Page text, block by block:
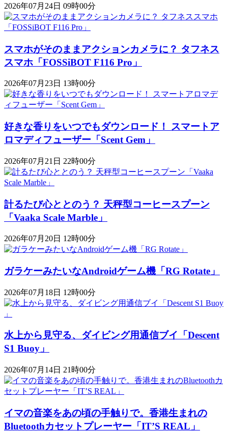
2026年07月24日 09時00分
スマホがそのままアクションカメラに？ タフネス
スマホ「FOSSiBOT F116 Pro」
2026年07月23日 13時00分
好きな香りをいつでもダウンロード！ スマートア
ロマディフューザー「Scent Gem」
2026年07月21日 22時00分
計るたび心ととのう？ 天秤型コーヒースプーン
「Vaaka Scale Marble」
2026年07月20日 12時00分
ガラケーみたいなAndroidゲーム機「RG Rotate」
2026年07月18日 12時00分
水上から見守る、ダイビング用通信ブイ「Descent
S1 Buoy​​」
2026年07月14日 21時00分
イマの音楽をあの頃の手触りで。香港生まれの
Bluetoothカセットプレーヤー「IT’S REAL」